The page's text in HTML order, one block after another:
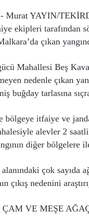
Murat YAYIN/
ekipleri tarafından
çıkan
Mahallesi Beş
nedenle çıkan
buğday tarlasına
bölgeye itfaiye ve
alevler 2
diğer bölgelere
çok sayıda
çıkış nedenini
VE MEŞE